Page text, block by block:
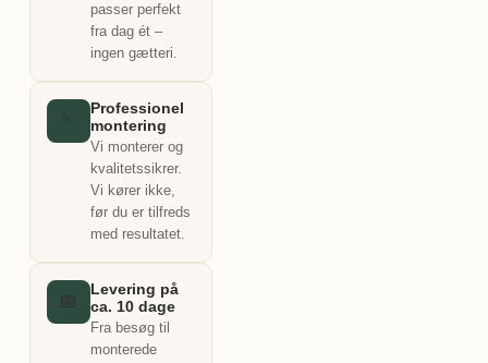
passer perfekt
fra dag ét –
ingen gætteri.
Professionel
montering
Vi monterer og
kvalitetssikrer.
Vi kører ikke,
før du er tilfreds
med resultatet.
📅
Levering på
ca. 10 dage
Fra besøg til
monterede